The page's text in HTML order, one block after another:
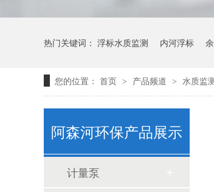
热门关键词： 浮标水质监测 内河浮标
您的位置： 首页 > 产品频道 > 水质监
阿森河环保产品展示
计量泵